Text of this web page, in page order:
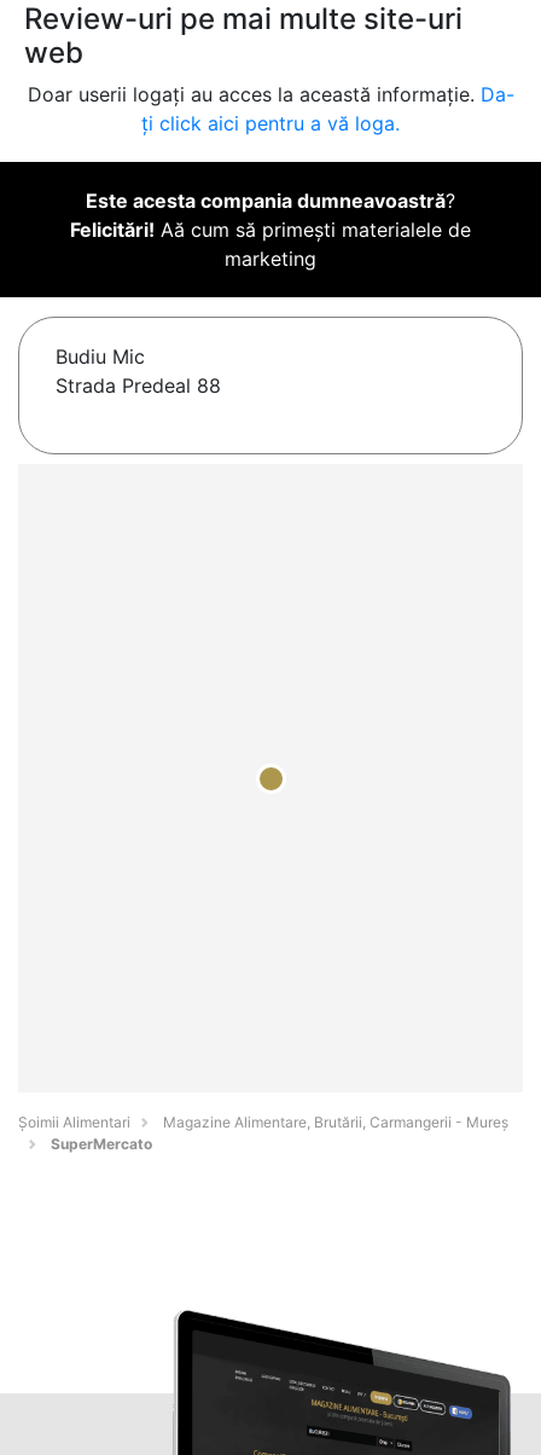
Review-uri pe mai multe site-uri
web
Doar userii logați au acces la această informație. Da-
ți click aici pentru a vă loga.
Este acesta compania dumneavoastră?
Felicitări! Aă cum să primești materialele de
marketing
Budiu Mic
Strada Predeal 88
Şoimii Alimentari
Magazine Alimentare, Brutării, Carmangerii - Mureş
SuperMercato